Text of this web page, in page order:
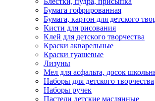
Бумага гофрированная
Бумага, картон для детского
Кисти для рисования
Клей для детского творчества
Краски акварельные
Краски гуашевые
Лизуны
Мел для асфальта, досок
Наборы для детского творчества
Наборы ручек
Пастели детские маслянные